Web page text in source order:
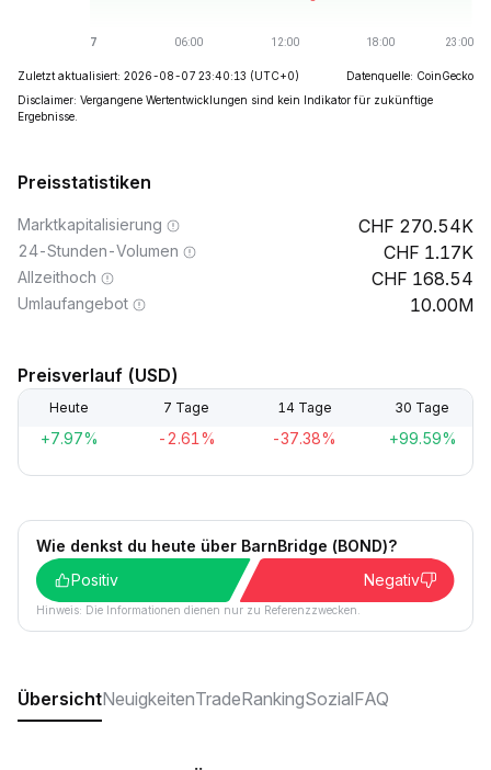
Zuletzt aktualisiert: 2026-08-07 23:40:13 (UTC+0)
Datenquelle: CoinGecko
Disclaimer: Vergangene Wertentwicklungen sind kein Indikator für zukünftige
Ergebnisse.
Preisstatistiken
Marktkapitalisierung 270.54K
24-Stunden-Volumen 1.17K
Allzeithoch 168.54
Umlaufangebot 10.00M
Preisverlauf (USD)
Heute 7 Tage 14 Tage 30 Tage
+7.97% -2.61% -37.38% +99.59%
Wie denkst du heute über BarnBridge (BOND)?
Positiv
Negativ
Hinweis: Die Informationen dienen nur zu Referenzzwecken.
ÜbersichtNeuigkeitenTradeRankingSozialFAQ